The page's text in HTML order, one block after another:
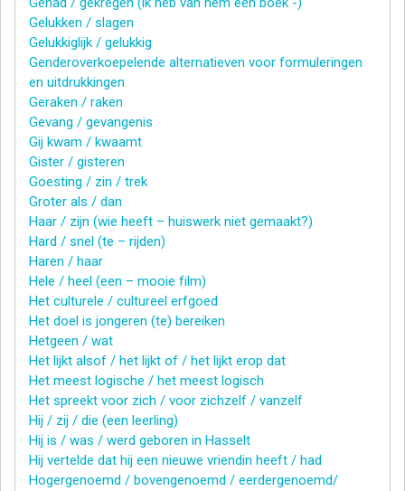
Gelukken / slagen
Gelukkiglijk / gelukkig
Genderoverkoepelende alternatieven voor formuleringen
en uitdrukkingen
Geraken / raken
Gevang / gevangenis
Gij kwam / kwaamt
Gister / gisteren
Goesting / zin / trek
Groter als / dan
Haar / zijn (wie heeft – huiswerk niet gemaakt?)
Hard / snel (te – rijden)
Haren / haar
Hele / heel (een – mooie film)
Het culturele / cultureel erfgoed
Het doel is jongeren (te) bereiken
Hetgeen / wat
Het lijkt alsof / het lijkt of / het lijkt erop dat
Het meest logische / het meest logisch
Het spreekt voor zich / voor zichzelf / vanzelf
Hij / zij / die (een leerling)
Hij is / was / werd geboren in Hasselt
Hij vertelde dat hij een nieuwe vriendin heeft / had
Hogergenoemd / bovengenoemd / eerdergenoemd/